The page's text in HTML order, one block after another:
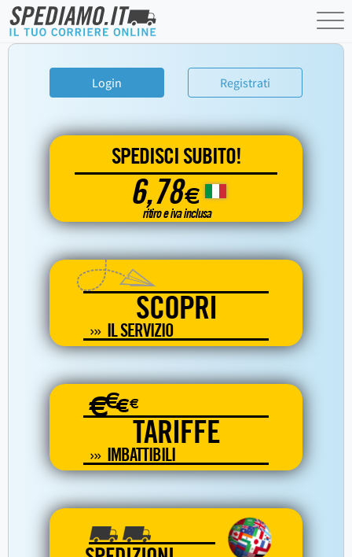
Login Registrati
SPEDISCI SUBITO!
6,78€
ritiro e iva inclusa
SCOPRI
IL SERVIZIO
€€€€
TARIFFE
IMBATTIBILI